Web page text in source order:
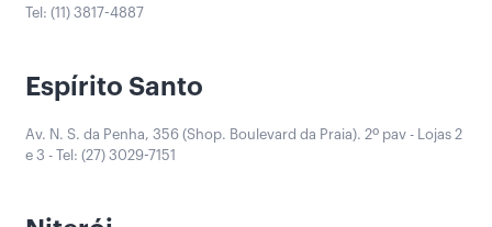
Tel: (11) 3817-4887
Espírito Santo
Av. N. S. da Penha, 356 (Shop. Boulevard da Praia). 2º pav - Lojas 2
e 3 - Tel: (27) 3029-7151